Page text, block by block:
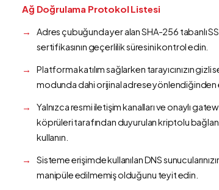
Ağ Doğrulama Protokol Listesi
Adres çubuğunda yer alan SHA-256 tabanlı
sertifikasının geçerlilik süresini kontrol edin.
Platforma katılım sağlarken tarayıcınızın gizli
modunda dahi orijinal adrese yönlendiğinden
Yalnızca resmi iletişim kanalları ve onaylı
köprüleri tarafından duyurulan kriptolu
kullanın.
Sisteme erişimde kullanılan DNS
manipüle edilmemiş olduğunu teyit edin.